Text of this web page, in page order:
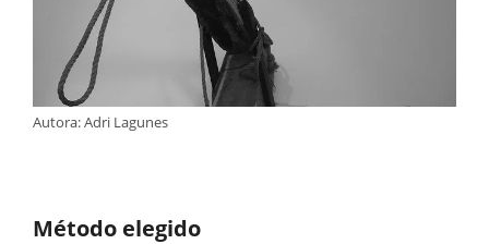
Autora: Adri Lagunes
Método elegido